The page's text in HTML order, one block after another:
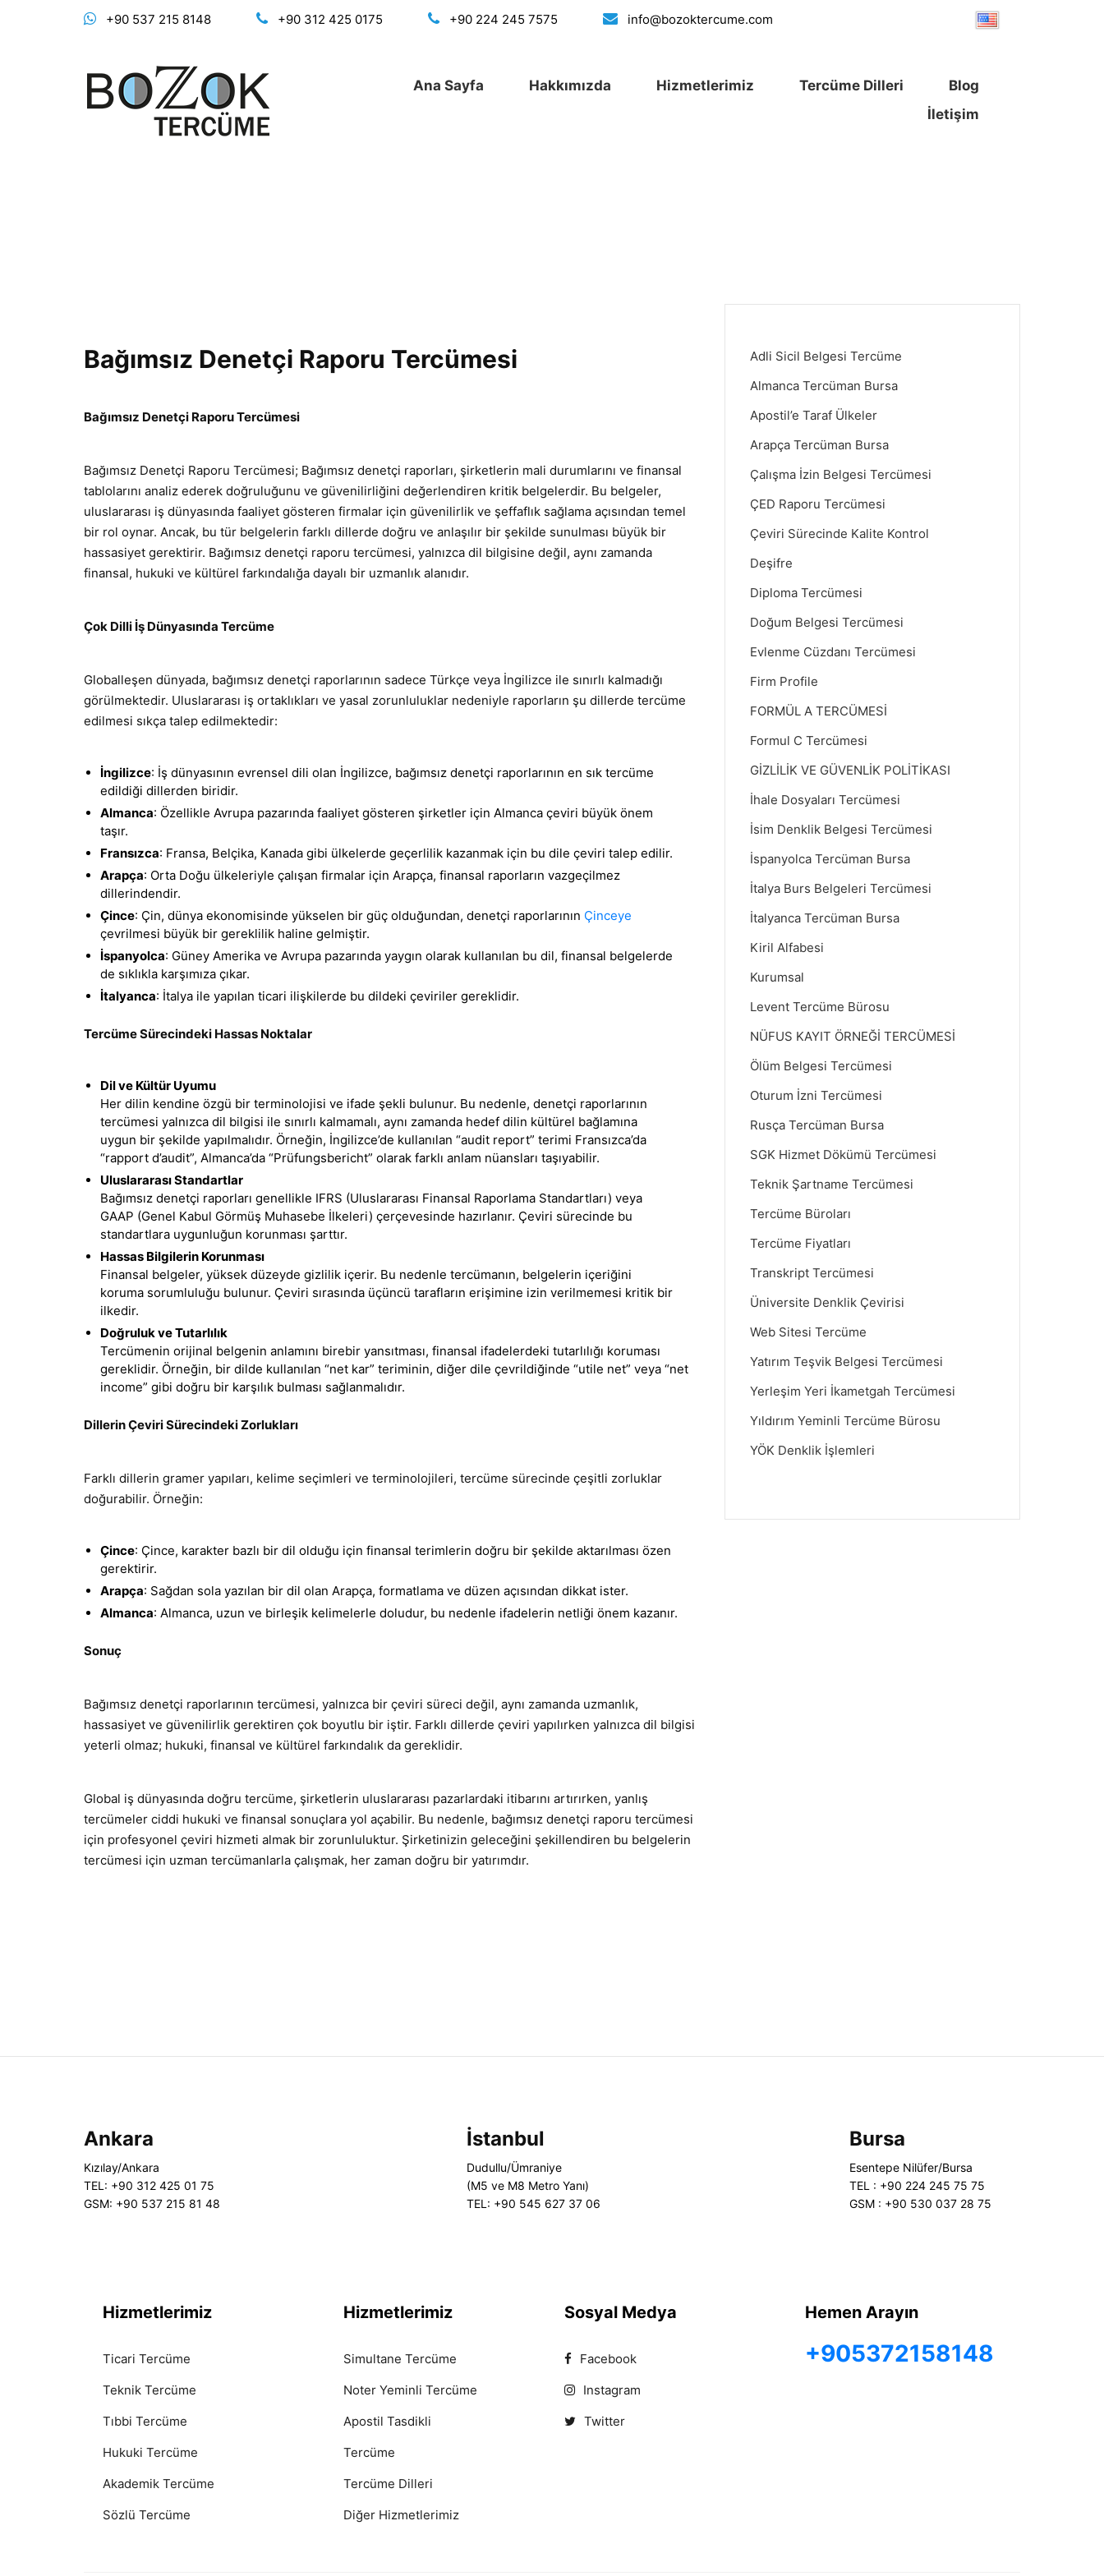
+90 537 215 8148 +90 312 425 0175 +90 224 245 7575 info@bozoktercume.com
Ana Sayfa Hakkımızda Hizmetlerimiz Tercüme Dilleri
Blog
İletişim
Bağımsız Denetçi Raporu Tercümesi
Bağımsız Denetçi Raporu Tercümesi
Bağımsız Denetçi Raporu Tercümesi; Bağımsız denetçi raporları, şirketlerin mali durumlarını ve finansal
tablolarını analiz ederek doğruluğunu ve güvenilirliğini değerlendiren kritik belgelerdir. Bu belgeler,
uluslararası iş dünyasında faaliyet gösteren firmalar için güvenilirlik ve şeffaflık sağlama açısından temel
bir rol oynar. Ancak, bu tür belgelerin farklı dillerde doğru ve anlaşılır bir şekilde sunulması büyük bir
hassasiyet gerektirir. Bağımsız denetçi raporu tercümesi, yalnızca dil bilgisine değil, aynı zamanda
finansal, hukuki ve kültürel farkındalığa dayalı bir uzmanlık alanıdır.
Çok Dilli İş Dünyasında Tercüme
Globalleşen dünyada, bağımsız denetçi raporlarının sadece Türkçe veya İngilizce ile sınırlı kalmadığı
görülmektedir. Uluslararası iş ortaklıkları ve yasal zorunluluklar nedeniyle raporların şu dillerde tercüme
edilmesi sıkça talep edilmektedir:
İngilizce: İş dünyasının evrensel dili olan İngilizce, bağımsız denetçi raporlarının en sık tercüme
edildiği dillerden biridir.
Almanca: Özellikle Avrupa pazarında faaliyet gösteren şirketler için Almanca çeviri büyük önem
taşır.
Fransızca: Fransa, Belçika, Kanada gibi ülkelerde geçerlilik kazanmak için bu dile çeviri talep edilir.
Arapça: Orta Doğu ülkeleriyle çalışan firmalar için Arapça, finansal raporların vazgeçilmez
dillerindendir.
Çince: Çin, dünya ekonomisinde yükselen bir güç olduğundan, denetçi raporlarının Çinceye
çevrilmesi büyük bir gereklilik haline gelmiştir.
İspanyolca: Güney Amerika ve Avrupa pazarında yaygın olarak kullanılan bu dil, finansal belgelerde
de sıklıkla karşımıza çıkar.
İtalyanca: İtalya ile yapılan ticari ilişkilerde bu dildeki çeviriler gereklidir.
Tercüme Sürecindeki Hassas Noktalar
Dil ve Kültür Uyumu
Her dilin kendine özgü bir terminolojisi ve ifade şekli bulunur. Bu nedenle, denetçi raporlarının
tercümesi yalnızca dil bilgisi ile sınırlı kalmamalı, aynı zamanda hedef dilin kültürel bağlamına
uygun bir şekilde yapılmalıdır. Örneğin, İngilizce’de kullanılan “audit report” terimi Fransızca’da
“rapport d’audit”, Almanca’da “Prüfungsbericht” olarak farklı anlam nüansları taşıyabilir.
Uluslararası Standartlar
Bağımsız denetçi raporları genellikle IFRS (Uluslararası Finansal Raporlama Standartları) veya
GAAP (Genel Kabul Görmüş Muhasebe İlkeleri) çerçevesinde hazırlanır. Çeviri sürecinde bu
standartlara uygunluğun korunması şarttır.
Hassas Bilgilerin Korunması
Finansal belgeler, yüksek düzeyde gizlilik içerir. Bu nedenle tercümanın, belgelerin içeriğini
koruma sorumluluğu bulunur. Çeviri sırasında üçüncü tarafların erişimine izin verilmemesi kritik bir
ilkedir.
Doğruluk ve Tutarlılık
Tercümenin orijinal belgenin anlamını birebir yansıtması, finansal ifadelerdeki tutarlılığı koruması
gereklidir. Örneğin, bir dilde kullanılan “net kar” teriminin, diğer dile çevrildiğinde “utile net” veya “net
income” gibi doğru bir karşılık bulması sağlanmalıdır.
Dillerin Çeviri Sürecindeki Zorlukları
Farklı dillerin gramer yapıları, kelime seçimleri ve terminolojileri, tercüme sürecinde çeşitli zorluklar
doğurabilir. Örneğin:
Çince: Çince, karakter bazlı bir dil olduğu için finansal terimlerin doğru bir şekilde aktarılması özen
gerektirir.
Arapça: Sağdan sola yazılan bir dil olan Arapça, formatlama ve düzen açısından dikkat ister.
Almanca: Almanca, uzun ve birleşik kelimelerle doludur, bu nedenle ifadelerin netliği önem kazanır.
Sonuç
Bağımsız denetçi raporlarının tercümesi, yalnızca bir çeviri süreci değil, aynı zamanda uzmanlık,
hassasiyet ve güvenilirlik gerektiren çok boyutlu bir iştir. Farklı dillerde çeviri yapılırken yalnızca dil bilgisi
yeterli olmaz; hukuki, finansal ve kültürel farkındalık da gereklidir.
Global iş dünyasında doğru tercüme, şirketlerin uluslararası pazarlardaki itibarını artırırken, yanlış
tercümeler ciddi hukuki ve finansal sonuçlara yol açabilir. Bu nedenle, bağımsız denetçi raporu tercümesi
için profesyonel çeviri hizmeti almak bir zorunluluktur. Şirketinizin geleceğini şekillendiren bu belgelerin
tercümesi için uzman tercümanlarla çalışmak, her zaman doğru bir yatırımdır.
Adli Sicil Belgesi Tercüme
Almanca Tercüman Bursa
Apostil’e Taraf Ülkeler
Arapça Tercüman Bursa
Çalışma İzin Belgesi Tercümesi
ÇED Raporu Tercümesi
Çeviri Sürecinde Kalite Kontrol
Deşifre
Diploma Tercümesi
Doğum Belgesi Tercümesi
Evlenme Cüzdanı Tercümesi
Firm Profile
FORMÜL A TERCÜMESİ
Formul C Tercümesi
GİZLİLİK VE GÜVENLİK POLİTİKASI
İhale Dosyaları Tercümesi
İsim Denklik Belgesi Tercümesi
İspanyolca Tercüman Bursa
İtalya Burs Belgeleri Tercümesi
İtalyanca Tercüman Bursa
Kiril Alfabesi
Kurumsal
Levent Tercüme Bürosu
NÜFUS KAYIT ÖRNEĞİ TERCÜMESİ
Ölüm Belgesi Tercümesi
Oturum İzni Tercümesi
Rusça Tercüman Bursa
SGK Hizmet Dökümü Tercümesi
Teknik Şartname Tercümesi
Tercüme Büroları
Tercüme Fiyatları
Transkript Tercümesi
Üniversite Denklik Çevirisi
Web Sitesi Tercüme
Yatırım Teşvik Belgesi Tercümesi
Yerleşim Yeri İkametgah Tercümesi
Yıldırım Yeminli Tercüme Bürosu
YÖK Denklik İşlemleri
Ankara
Kızılay/Ankara
TEL: +90 312 425 01 75
GSM: +90 537 215 81 48
İstanbul
Dudullu/Ümraniye
(M5 ve M8 Metro Yanı)
TEL: +90 545 627 37 06
Bursa
Esentepe Nilüfer/Bursa
TEL : +90 224 245 75 75
GSM : +90 530 037 28 75
Hizmetlerimiz
Ticari Tercüme
Teknik Tercüme
Tıbbi Tercüme
Hukuki Tercüme
Akademik Tercüme
Sözlü Tercüme
Hizmetlerimiz
Simultane Tercüme
Noter Yeminli Tercüme
Apostil Tasdikli
Tercüme
Tercüme Dilleri
Diğer Hizmetlerimiz
Sosyal Medya
Facebook
Instagram
Twitter
Hemen Arayın
+905372158148